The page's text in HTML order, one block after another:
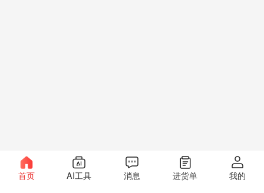
首页 AI工具 消息 进货单 我的